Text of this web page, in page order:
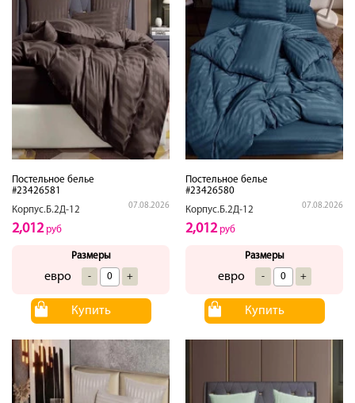
Постельное белье
#23426581
Корпус.Б.2Д-12
07.08.2026
2,012руб
Размеры
евро - +
Купить
Постельное белье
#23426580
Корпус.Б.2Д-12
07.08.2026
2,012руб
Размеры
евро - +
Купить